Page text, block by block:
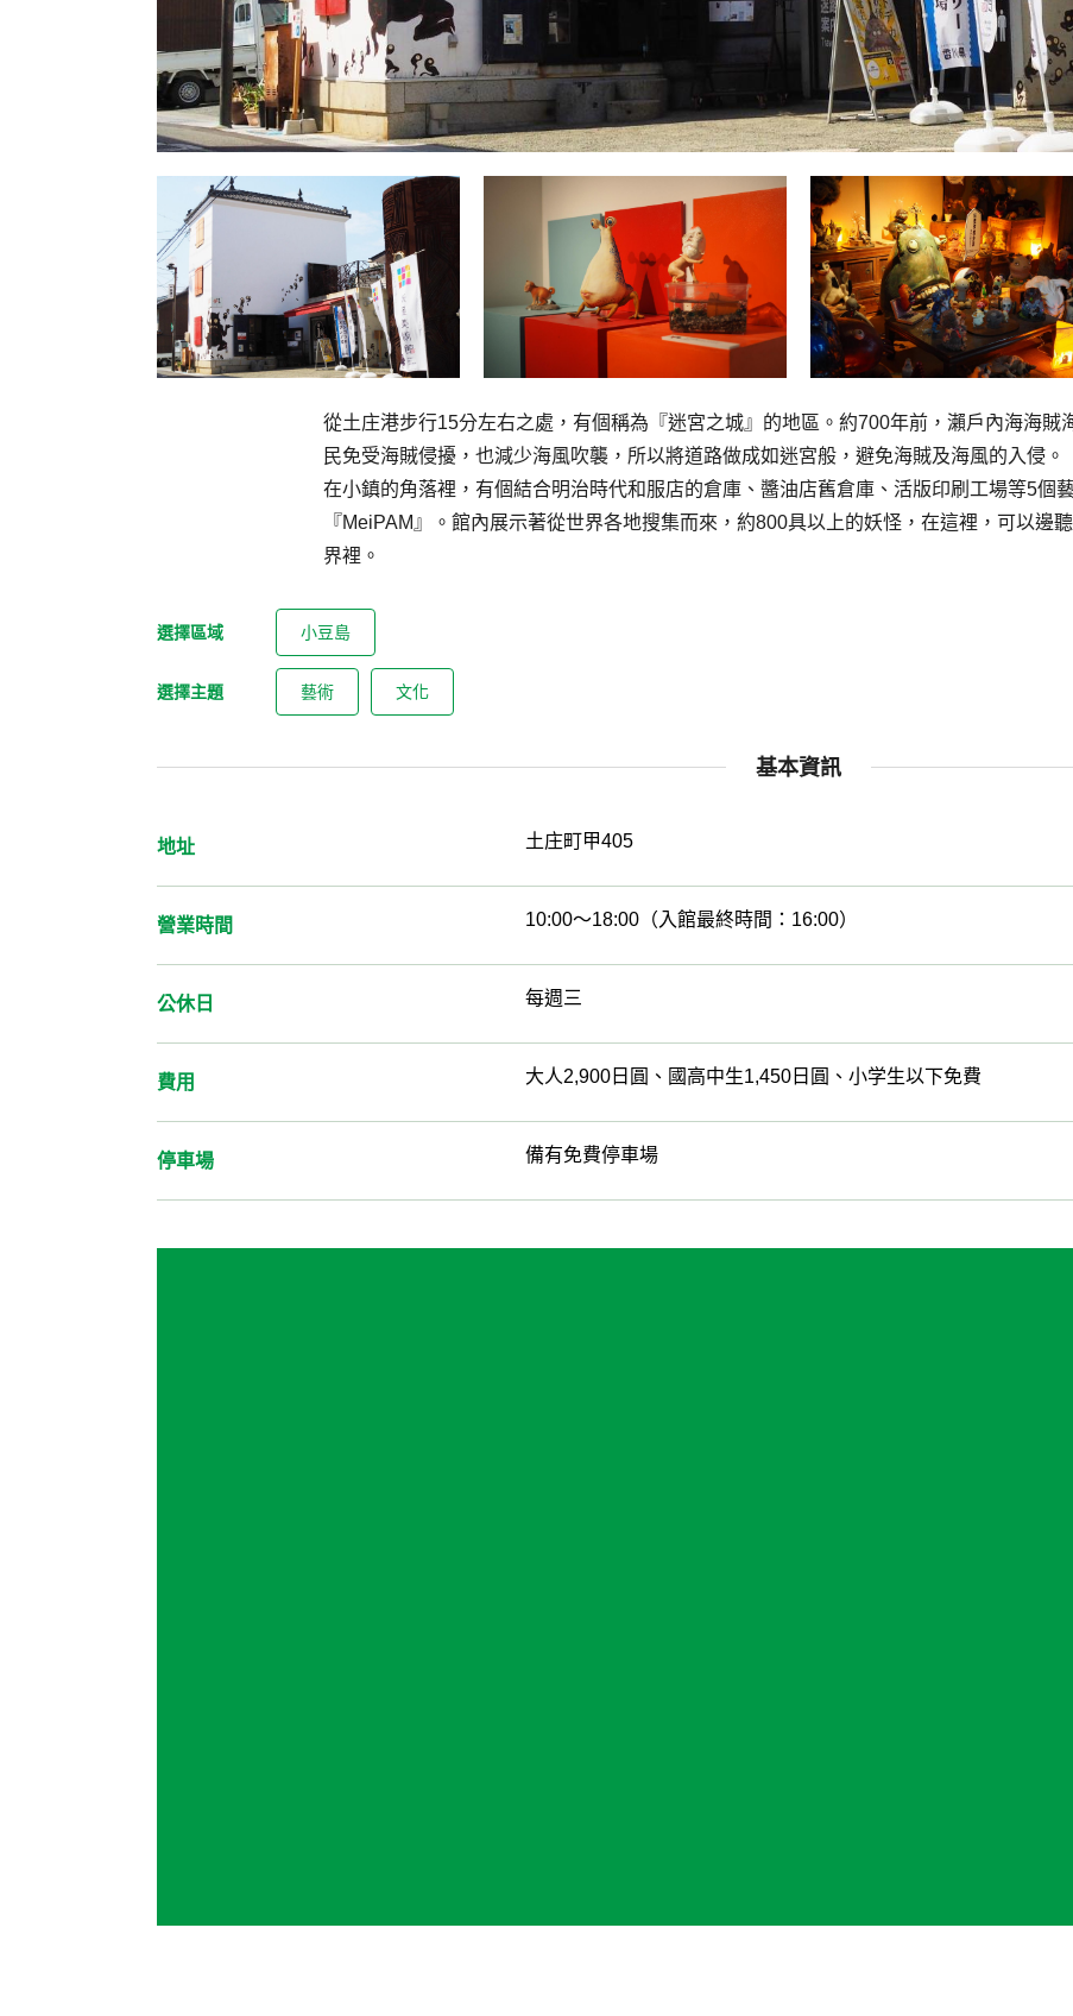
從土庄港步行15分左右之處，有個稱為『迷宮之城』的地區。約700年前，瀨戶內海海賊
民免受海賊侵擾，也減少海風吹襲，所以將道路做成如迷宮般，避免海賊及海風的入侵。
在小鎮的角落裡，有個結合明治時代和服店的倉庫、醬油店舊倉庫、活版印刷工場等5個
『MeiPAM』。館內展示著從世界各地搜集而來，約800具以上的妖怪，在這裡，可以邊
界裡。
選擇區域 小豆島
選擇主題 藝術 文化
基本資訊
地址 土庄町甲405
營業時間 10:00～18:00（入館最終時間：16:00）
公休日 每週三
費用 大人2,900日圓、國高中生1,450日圓、小学生以下免費
停車場 備有免費停車場